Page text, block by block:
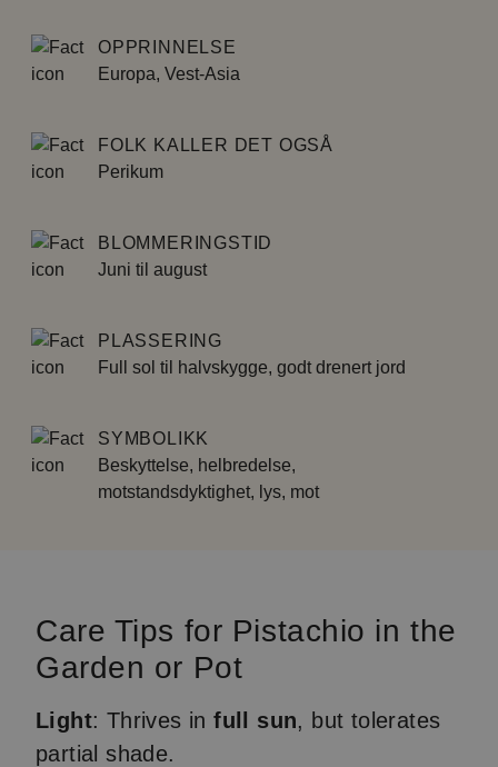
OPPRINNELSE
Europa, Vest-Asia
FOLK KALLER DET OGSÅ
Perikum
BLOMMERINGSTID
Juni til august
PLASSERING
Full sol til halvskygge, godt drenert jord
SYMBOLIKK
Beskyttelse, helbredelse,
motstandsdyktighet, lys, mot
Care Tips for Pistachio in the
Garden or Pot
Light: Thrives infull sun, but tolerates
partial shade.